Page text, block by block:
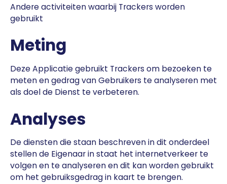
Andere activiteiten waarbij Trackers worden
gebruikt
Meting
Deze Applicatie gebruikt Trackers om bezoeken te
meten en gedrag van Gebruikers te analyseren met
als doel de Dienst te verbeteren.
Analyses
De diensten die staan beschreven in dit onderdeel
stellen de Eigenaar in staat het internetverkeer te
volgen en te analyseren en dit kan worden gebruikt
om het gebruiksgedrag in kaart te brengen.